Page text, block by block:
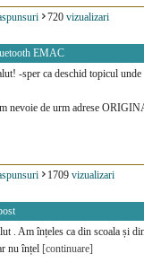
720 vizualizari
EMAC
-sper ca deschid topicul unde
nevoie de urm adrese
1709 vizualizari
. Am înțeles ca din scoala și
nu înțel [continuare]